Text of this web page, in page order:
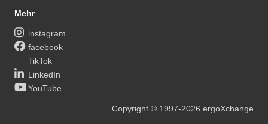
Mehr
instagram
facebook
TikTok
LinkedIn
YouTube
Copyright© 1997-2026 ergoXchange